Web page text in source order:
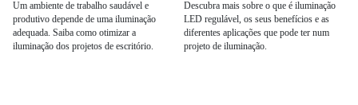
Um ambiente de trabalho saudável e
produtivo depende de uma iluminação
adequada. Saiba como otimizar a
iluminação dos projetos de escritório.
Descubra mais sobre o que é iluminação
LED regulável, os seus benefícios e as
diferentes aplicações que pode ter num
projeto de iluminação.